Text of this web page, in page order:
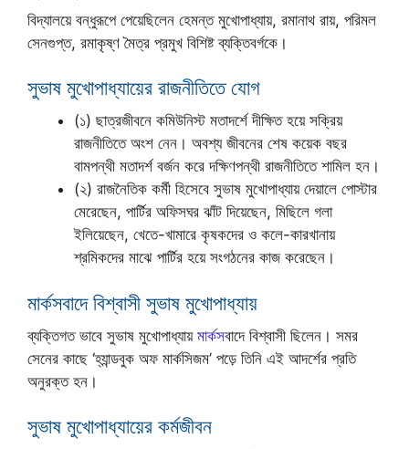
বিদ্যালয়ে বন্ধুরূপে পেয়েছিলেন হেমন্ত মুখোপাধ্যায়, রমানাথ রায়, পরিমল
সেনগুপ্ত, রমাকৃষ্ণ মৈত্র প্রমুখ বিশিষ্ট ব্যক্তিবর্গকে।
সুভাষ মুখোপাধ্যায়ের রাজনীতিতে যোগ
(১) ছাত্রজীবনে কমিউনিস্ট মতাদর্শে দীক্ষিত হয়ে সক্রিয়
রাজনীতিতে অংশ নেন। অবশ্য জীবনের শেষ কয়েক বছর
বামপন্থী মতাদর্শ বর্জন করে দক্ষিণপন্থী রাজনীতিতে শামিল হন।
(২) রাজনৈতিক কর্মী হিসেবে সুভাষ মুখোপাধ্যায় দেয়ালে পোস্টার
মেরেছেন, পার্টির অফিসঘর ঝাঁট দিয়েছেন, মিছিলে গলা
ইলিয়েছেন, খেতে-খামারে কৃষকদের ও কলে-কারখানায়
শ্রমিকদের মাঝে পার্টির হয়ে সংগঠনের কাজ করেছেন।
মার্কসবাদে বিশ্বাসী সুভাষ মুখোপাধ্যায়
ব্যক্তিগত ভাবে সুভাষ মুখোপাধ্যায় মার্কসবাদে বিশ্বাসী ছিলেন। সমর
সেনের কাছে ‘হ্যান্ডবুক অফ মার্কসিজম’ পড়ে তিনি এই আদর্শের প্রতি
অনুরক্ত হন।
সুভাষ মুখোপাধ্যায়ের কর্মজীবন